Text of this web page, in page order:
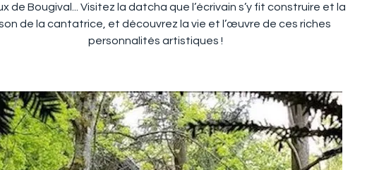
de Bougival... Visitez la datcha que l’écrivain s’y fit construire et la
de la cantatrice, et découvrez la vie et l’œuvre de ces riches
personnalités artistiques !